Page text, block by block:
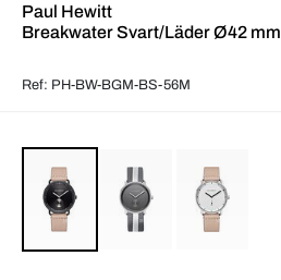
Paul Hewitt
Breakwater Svart/Läder Ø42 mm
Ref: PH-BW-BGM-BS-56M